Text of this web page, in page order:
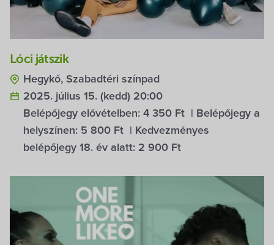
Lóci játszik
Hegykő, Szabadtéri színpad
2025. július 15. (kedd) 20:00
Belépőjegy elővételben: 4 350 Ft | Belépőjegy a
helyszínen: 5 800 Ft | Kedvezményes
belépőjegy 18. év alatt: 2 900 Ft